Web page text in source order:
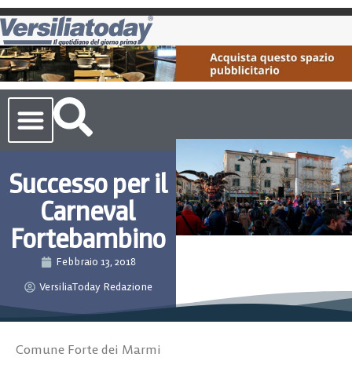
Successo per il
Carneval
Fortebambino
Febbraio 13, 2018
VersiliaToday Redazione
Comune Forte dei Marmi